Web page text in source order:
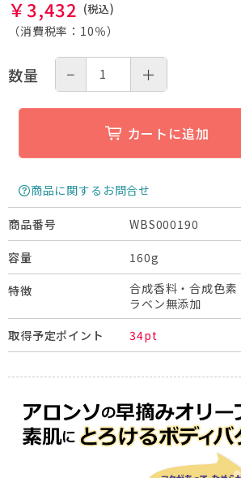
￥3,432
（消費税率： 10％）
数量 − ＋
カートに追加
商品に関するお問合せ
商品番号 WBS000190
容量 160g
特徴
合成香料・合成色
ラベン無添加
取得予定ポイント
34pt